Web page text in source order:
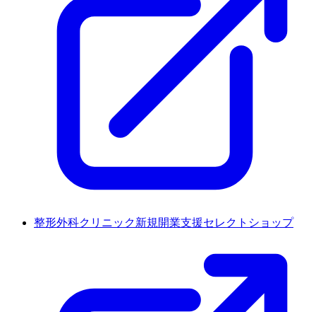
整形外科クリニック新規開業支援セレクトショップ